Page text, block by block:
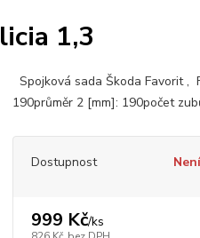
1,3
Spojková sada Škoda
190průměr 2 [mm]: 190počet
Dostupnost
999 Kč/ks